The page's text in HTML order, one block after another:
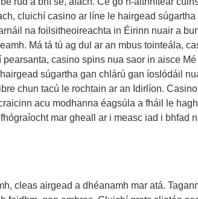
cluichí casino ar líne le hairgead
na foilsitheoireachta in Éirinn nuair a
Má tá tú ag dul ar an mbus tointeála,
casino spins nua saor in aisce
súgartha gan chlárú gan íoslódáil
chun tacú le rochtain ar an Idirlíon.
acu modhanna éagsúla a fháil le
mar gheall ar i measc iad i bhfad
cleas airgead a dhéanamh mar atá.